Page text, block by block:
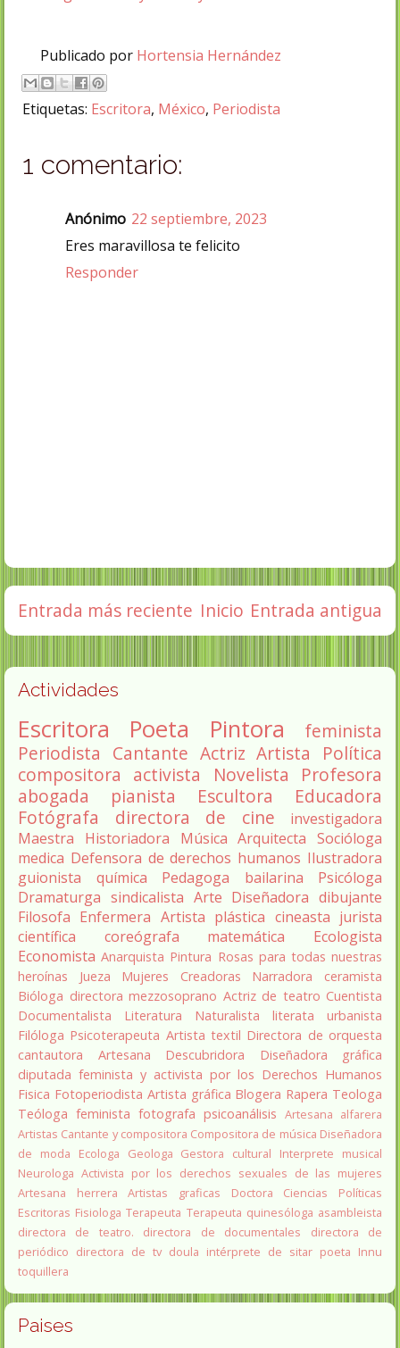
Publicado por Hortensia Hernández
Etiquetas: Escritora, México, Periodista
1 comentario:
Anónimo 22 septiembre, 2023
Eres maravillosa te felicito
Responder
Entrada más reciente Entrada antigua
Inicio
Actividades
Escritora Poeta Pintora
feminista
Periodista Cantante Actriz Artista
Política
compositora activista Novelista
Profesora
abogada
pianista Escultora
Educadora
Fotógrafa
directora de cine
investigadora
Maestra
Historiadora Música Arquitecta Socióloga
medica Defensora de derechos humanos Ilustradora
guionista
química Pedagoga bailarina
Psicóloga
Dramaturga sindicalista Arte Diseñadora dibujante
Filosofa Enfermera Artista plástica cineasta jurista
científica
coreógrafa matemática
Ecologista
Economista Anarquista Pintura Rosas para todas nuestras
heroínas
Jueza Mujeres Creadoras Narradora
ceramista
Bióloga directora mezzosoprano Actriz de teatro Cuentista
Documentalista
Literatura Naturalista literata
urbanista
Filóloga Psicoterapeuta Artista textil Directora de orquesta
cantautora
Artesana Descubridora
Diseñadora gráfica
diputada feminista y activista por los Derechos Humanos
Fisica Fotoperiodista Artista gráfica Blogera Rapera Teologa
Teóloga feminista fotografa psicoanálisis Artesana alfarera
Artistas Cantante y compositora Compositora de música Diseñadora
de moda
Ecologa Geologa Gestora cultural
Interprete musical
Neurologa Activista por los derechos sexuales de las mujeres
Artesana herrera
Artistas graficas
Doctora Ciencias Políticas
Escritoras Fisiologa Terapeuta Terapeuta quinesóloga asambleista
directora de teatro.
directora de documentales
directora de
periódico directora de tv doula intérprete de sitar poeta Innu
toquillera
Paises